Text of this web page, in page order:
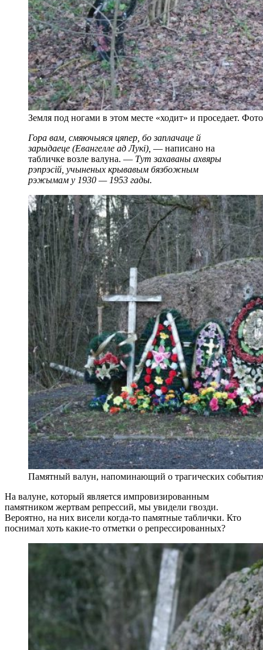
Земля под ногами в этом месте «ходит» и проседает.
Гора вам, смяючыяся цяпер, бо заплачаце й
зарыдаеце (Евангелле ад Лукі), — написано на
табличке возле валуна. — Тут захаваны ахвяры
рэпрэсій, учыненых крывавым бязбожным
рэжымам у 1930 — 1953 гады.
Памятный валун, напоминающий о трагических
На валуне, который является импровизированным
памятником жертвам репрессий, мы увидели гвозди.
Вероятно, на них висели когда-то памятные таблички. Кто
поснимал хоть какие-то отметки о репрессированных?